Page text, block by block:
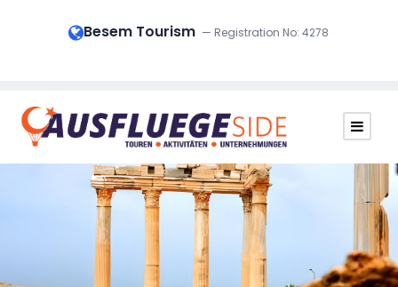
Besem Tourism — Registration No: 4278